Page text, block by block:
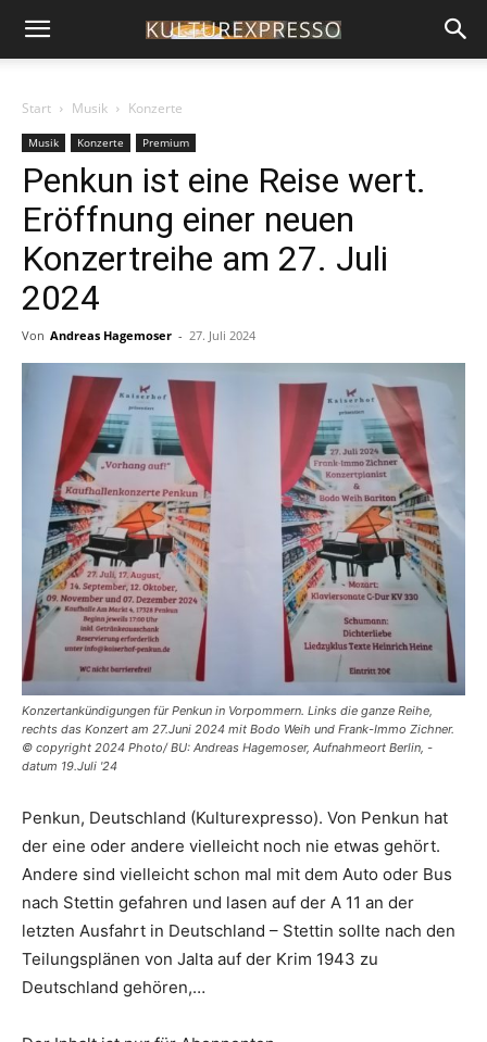
Start Musik Konzerte
Musik Konzerte Premium
Penkun ist eine Reise wert.
Eröffnung einer neuen
Konzertreihe am 27. Juli
2024
Von Andreas Hagemoser - 27. Juli 2024
Konzertankündigungen für Penkun in Vorpommern. Links die ganze Reihe,
rechts das Konzert am 27.Juni 2024 mit Bodo Weih und Frank-Immo Zichner.
© copyright 2024 Photo/ BU: Andreas Hagemoser, Aufnahmeort Berlin, -
datum 19.Juli '24
Penkun, Deutschland (Kulturexpresso). Von Penkun hat
der eine oder andere vielleicht noch nie etwas gehört.
Andere sind vielleicht schon mal mit dem Auto oder Bus
nach Stettin gefahren und lasen auf der A 11 an der
letzten Ausfahrt in Deutschland – Stettin sollte nach den
Teilungsplänen von Jalta auf der Krim 1943 zu
Deutschland gehören,…